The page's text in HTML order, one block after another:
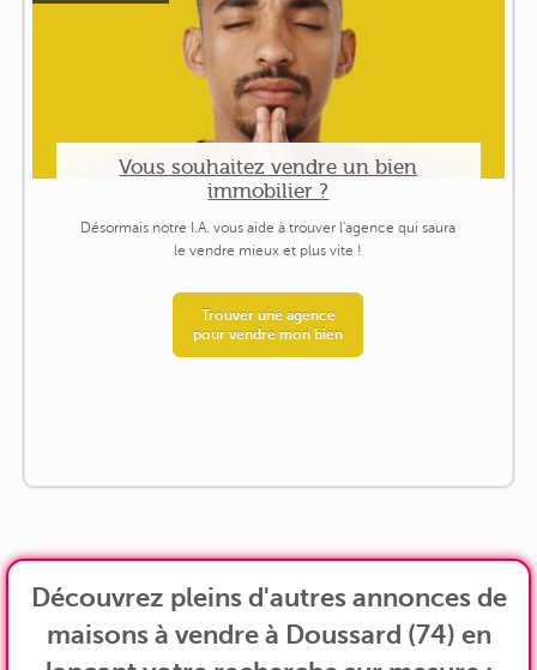
Vous souhaitez vendre un bien
immobilier ?
Désormais notre I.A. vous aide à trouver l'agence qui saura
le vendre mieux et plus vite !
Trouver une agence
pour vendre mon bien
Découvrez pleins d'autres annonces de
maisons à vendre à Doussard (74) en